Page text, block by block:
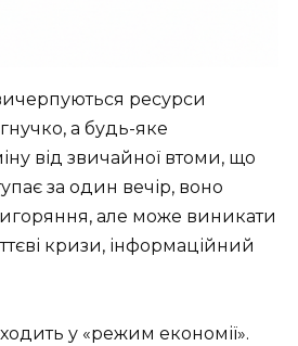
ресурси
а будь-яке
від звичайної втоми, що
за один вечір, воно
але може виникати
кризи, інформаційний
у «режим економії».